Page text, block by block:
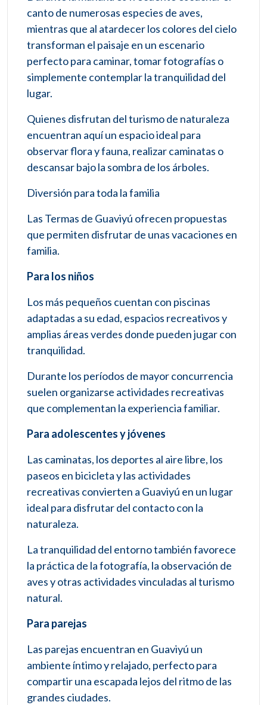
canto de numerosas especies de aves,
mientras que al atardecer los colores del cielo
transforman el paisaje en un escenario
perfecto para caminar, tomar fotografías o
simplemente contemplar la tranquilidad del
lugar.
Quienes disfrutan del turismo de naturaleza
encuentran aquí un espacio ideal para
observar flora y fauna, realizar caminatas o
descansar bajo la sombra de los árboles.
Diversión para toda la familia
Las Termas de Guaviyú ofrecen propuestas
que permiten disfrutar de unas vacaciones en
familia.
Para los niños
Los más pequeños cuentan con piscinas
adaptadas a su edad, espacios recreativos y
amplias áreas verdes donde pueden jugar con
tranquilidad.
Durante los períodos de mayor concurrencia
suelen organizarse actividades recreativas
que complementan la experiencia familiar.
Para adolescentes y jóvenes
Las caminatas, los deportes al aire libre, los
paseos en bicicleta y las actividades
recreativas convierten a Guaviyú en un lugar
ideal para disfrutar del contacto con la
naturaleza.
La tranquilidad del entorno también favorece
la práctica de la fotografía, la observación de
aves y otras actividades vinculadas al turismo
natural.
Para parejas
Las parejas encuentran en Guaviyú un
ambiente íntimo y relajado, perfecto para
compartir una escapada lejos del ritmo de las
grandes ciudades.